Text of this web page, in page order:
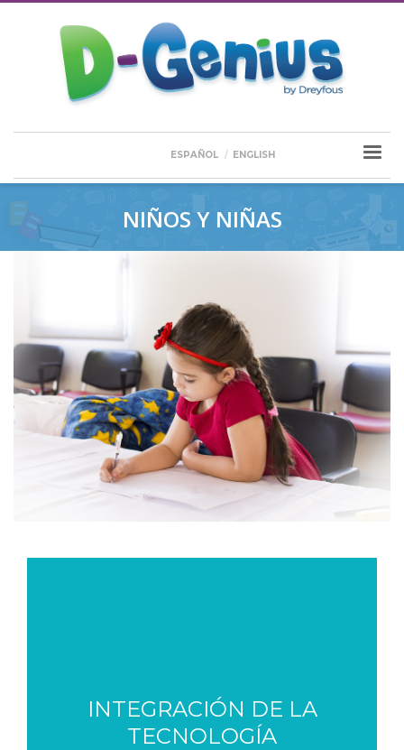
ESPAÑOL ENGLISH
NIÑOS Y NIÑAS
INTEGRACIÓN DE LA
TECNOLOGÍA